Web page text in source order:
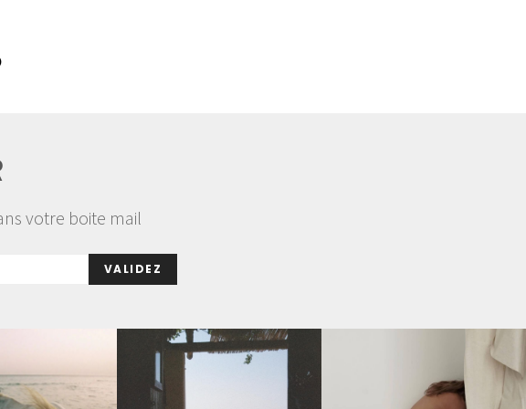
votre boite mail
VALIDEZ